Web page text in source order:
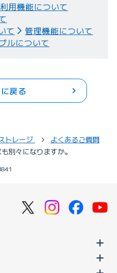
利用機能について
て
管理機能について
ルについて
戻る
トレージ
よくあるご質問
別々になりますか。